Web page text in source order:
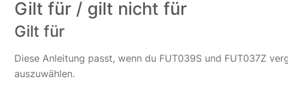
Gilt für / gilt nicht für
Gilt für
Diese Anleitung passt, wenn du FUT039S und FUT037Z
auszuwählen.